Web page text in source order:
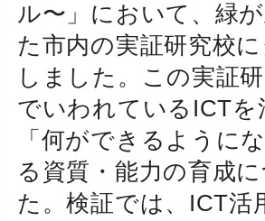
ル〜」において、緑
た市内の実証研究校
しました。この実証
でいわれているICT
「何ができるように
る資質・能力の育成
た。検証では、ICT活